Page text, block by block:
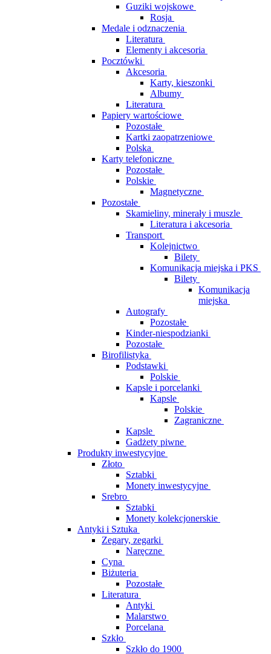
Guziki wojskowe
Rosja
Medale i odznaczenia
Literatura
Elementy i akcesoria
Pocztówki
Akcesoria
Karty, kieszonki
Albumy
Literatura
Papiery wartościowe
Pozostałe
Kartki zaopatrzeniowe
Polska
Karty telefoniczne
Pozostałe
Polskie
Magnetyczne
Pozostałe
Skamieliny, minerały i muszle
Literatura i akcesoria
Transport
Kolejnictwo
Bilety
Komunikacja miejska i PKS
Bilety
Komunikacja
miejska
Autografy
Pozostałe
Kinder-niespodzianki
Pozostałe
Birofilistyka
Podstawki
Polskie
Kapsle i porcelanki
Kapsle
Polskie
Zagraniczne
Kapsle
Gadżety piwne
Produkty inwestycyjne
Złoto
Sztabki
Monety inwestycyjne
Srebro
Sztabki
Monety kolekcjonerskie
Antyki i Sztuka
Zegary, zegarki
Naręczne
Cyna
Biżuteria
Pozostałe
Literatura
Antyki
Malarstwo
Porcelana
Szkło
Szkło do 1900